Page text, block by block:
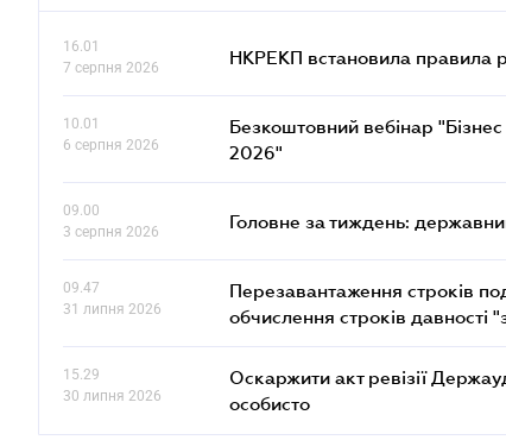
16.01
7 серпня 2026
НКРЕКП встановила правила
10.01
6 серпня 2026
Безкоштовний вебінар
2026"
09.00
3 серпня 2026
Головне за тиждень:
09.47
31 липня 2026
Перезавантаження строків
обчислення строків давності
15.29
30 липня 2026
Оскаржити акт ревізії
особисто